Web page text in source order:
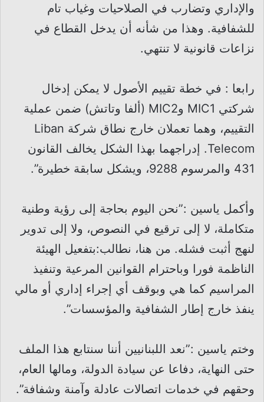
والإداري وتضارب في الصلاحيات وغياب تام
للشفافية. وهذا من شأنه أن يدخل القطاع في
نزاعات قانونية لا تنتهي.
رابعا : في خطة تقييم الأصول لا يمكن إدخال
شركتي MIC1 وMIC2 (ألفا وتاتش) ضمن عملية
التقييم، وهما تعملان خارج نطاق شركة Liban
Telecom. إدراجهما بهذا الشكل يخالف القانون
431 والمرسوم 9288، ويشكل سابقة خطيرة”.
وأكمل ياسين :”نحن اليوم بحاجة إلى رؤية وطنية
متكاملة، لا إلى ترقيع في النصوص، ولا إلى تدوير
لنهج أثبت فشله. من هنا، نطالب:بتفعيل الهيئة
الناظمة فورا وباحترام القوانين المرعية وتنفيذ
المراسيم كما هي وبوقف أي إجراء إداري أو مالي
ينفذ خارج إطار الشفافية والمؤسسات”.
وختم ياسين :”نعد اللبنانيين أننا سنتابع هذا الملف
حتى النهاية، دفاعا عن سيادة الدولة، ومالها العام،
وحقهم في خدمات اتصالات عادلة وآمنة وشفافة”.